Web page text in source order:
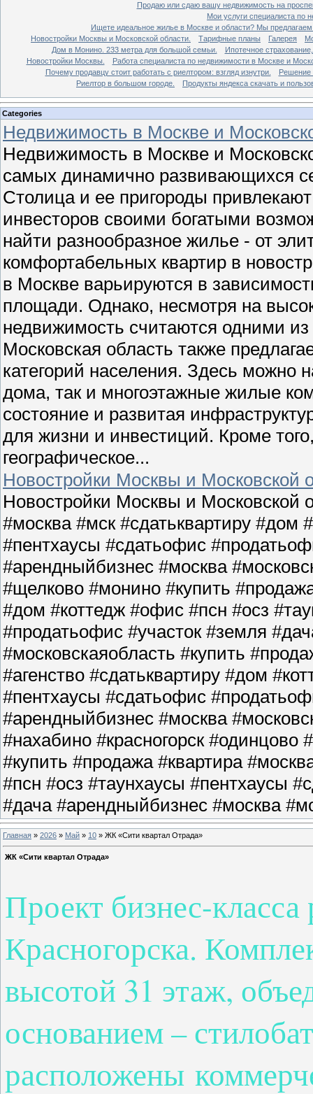
Продаю или сдаю вашу недвижимость на
Мои услуги специалиста по
Ищете идеальное жилье в Москве и области? Мы
Новостройки Москвы и Московской области.
Тарифные планы Галерея
Дом в Монино. 233 метра для большой семьи.
Ипотечное
Новостройки Москвы.
Работа специалиста по недвижимости в Москве и
Почему продавцу стоит работать с риелтором: взгляд изнутри.
Решение
Риелтор в большом городе.
Продукты яндекса скачать и
Categories
Недвижимость в Москве и
Недвижимость в Москве и
самых динамично развивающихся
Столица и ее пригороды
инвесторов своими богатыми
найти разнообразное жилье - от
комфортабельных квартир в
в Москве варьируются в
площади. Однако, несмотря на
недвижимость считаются одними
Московская область также
категорий населения. Здесь можно
дома, так и многоэтажные жилые
состояние и развитая
для жизни и инвестиций. Кроме
географическое...
Новостройки Москвы и Московской
Новостройки Москвы и Московской
#москва #мск #сдатьквартиру #дом
#пентхаусы #сдатьофис
#арендныйбизнес #москва
#щелково #монино #купить
#дом #коттедж #офис #псн #осз
#продатьофис #участок #земля
#московскаяобласть #купить
#агенство #сдатьквартиру #дом
#пентхаусы #сдатьофис
#арендныйбизнес #москва
#нахабино #красногорск
#купить #продажа #квартира
#псн #осз #таунхаусы #пентхаусы
#дача #арендныйбизнес #москва
Главная » 2026 » Май » 10 » ЖК «Сити квартал Отрада»
ЖК «Сити квартал Отрада»
Проект бизнес-
Красногорска.
высотой 31 этаж,
основанием –
расположены